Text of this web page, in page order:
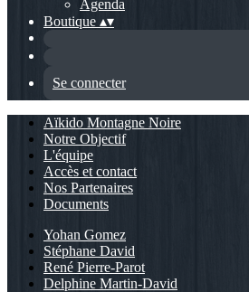
Agenda
Boutique ▴▾
Se connecter
Aïkido Montagne Noire
Notre Objectif
L'équipe
Accès et contact
Nos Partenaires
Documents
Yohan Gomez
Stéphane David
René Pierre-Parot
Delphine Martin-David